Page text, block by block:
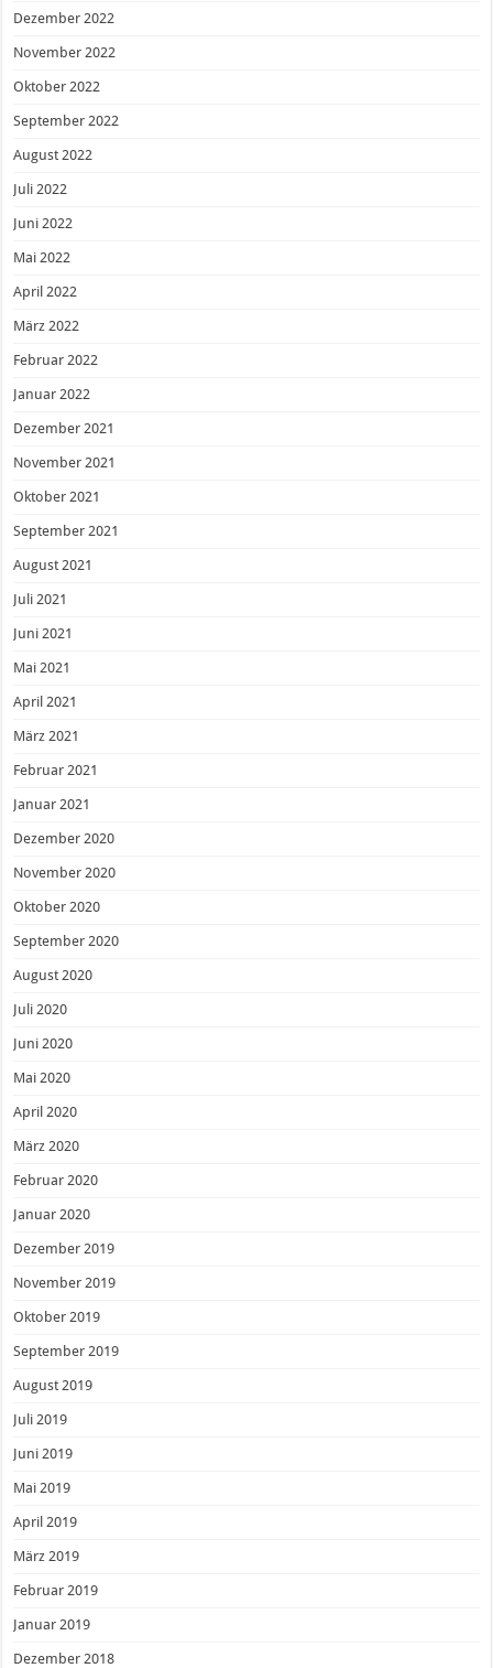
Dezember 2022
November 2022
Oktober 2022
September 2022
August 2022
Juli 2022
Juni 2022
Mai 2022
April 2022
März 2022
Februar 2022
Januar 2022
Dezember 2021
November 2021
Oktober 2021
September 2021
August 2021
Juli 2021
Juni 2021
Mai 2021
April 2021
März 2021
Februar 2021
Januar 2021
Dezember 2020
November 2020
Oktober 2020
September 2020
August 2020
Juli 2020
Juni 2020
Mai 2020
April 2020
März 2020
Februar 2020
Januar 2020
Dezember 2019
November 2019
Oktober 2019
September 2019
August 2019
Juli 2019
Juni 2019
Mai 2019
April 2019
März 2019
Februar 2019
Januar 2019
Dezember 2018